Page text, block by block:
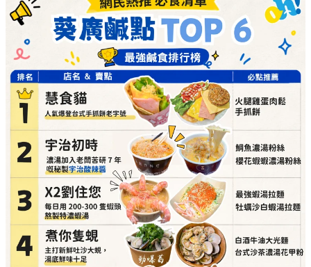
必點推介：鯛魚濃湯粉絲、櫻花蝦蝦濃湯粉絲
詳細地址：葵涌廣場 2 樓 C28 號舖
X2劉住您（每日用200-300隻蝦頭熬製特濃蝦湯）
必點推介：最強蝦湯拉麵、牡蠣沙白蝦湯拉麵
詳細地址：葵涌廣場 3 樓 Top World 3069-T20 號
舖
煮你隻蜆（主打新鮮吐沙大蜆，湯底鮮味十足）
必點推介：白酒牛油大光麵、台式沙茶濃湯花甲
粉
詳細地址：
葵涌廣場 3 樓 Top World 3069-T11 號
舖
串燒之王（即叫即燒，性價比極高的童年回憶）